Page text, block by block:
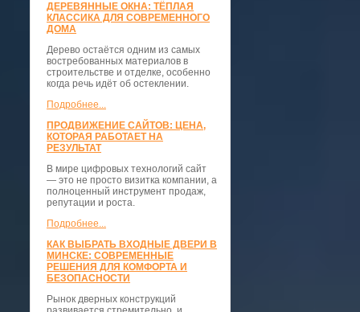
ДЕРЕВЯННЫЕ ОКНА: ТЁПЛАЯ
КЛАССИКА ДЛЯ СОВРЕМЕННОГО
ДОМА
Дерево остаётся одним из самых
востребованных материалов в
строительстве и отделке, особенно
когда речь идёт об остеклении.
Подробнее...
ПРОДВИЖЕНИЕ САЙТОВ: ЦЕНА,
КОТОРАЯ РАБОТАЕТ НА
РЕЗУЛЬТАТ
В мире цифровых технологий сайт
— это не просто визитка компании, а
полноценный инструмент продаж,
репутации и роста.
Подробнее...
КАК ВЫБРАТЬ ВХОДНЫЕ ДВЕРИ В
МИНСКЕ: СОВРЕМЕННЫЕ
РЕШЕНИЯ ДЛЯ КОМФОРТА И
БЕЗОПАСНОСТИ
Рынок дверных конструкций